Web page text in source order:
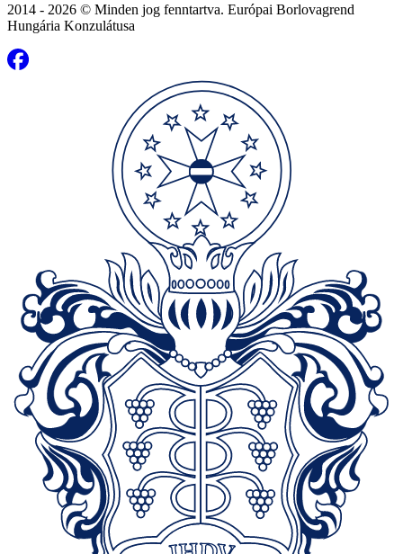
2014 - 2026 © Minden jog fenntartva. Európai Borlovagrend
Hungária Konzulátusa